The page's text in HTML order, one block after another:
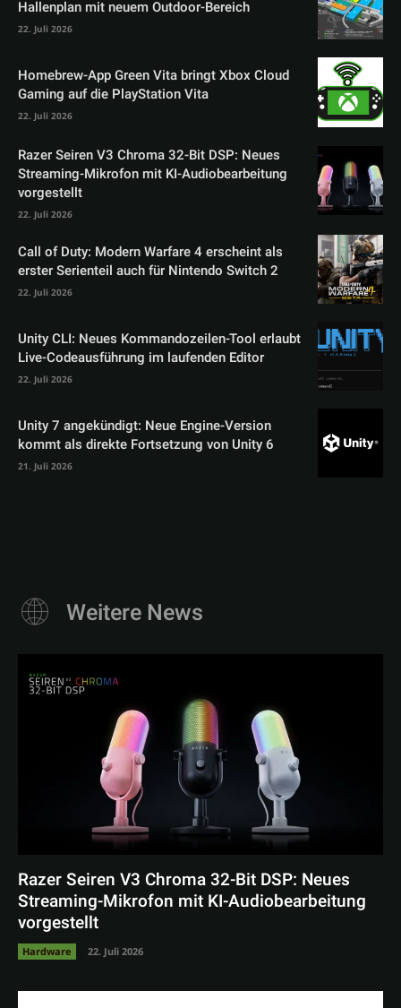
Hallenplan mit neuem Outdoor-Bereich
22. Juli 2026
Homebrew-App Green Vita bringt Xbox Cloud
Gaming auf die PlayStation Vita
22. Juli 2026
Razer Seiren V3 Chroma 32-Bit DSP: Neues
Streaming-Mikrofon mit KI-Audiobearbeitung
vorgestellt
22. Juli 2026
Call of Duty: Modern Warfare 4 erscheint als
erster Serienteil auch für Nintendo Switch 2
22. Juli 2026
Unity CLI: Neues Kommandozeilen-Tool erlaubt
Live-Codeausführung im laufenden Editor
22. Juli 2026
Unity 7 angekündigt: Neue Engine-Version
kommt als direkte Fortsetzung von Unity 6
21. Juli 2026
Weitere News
Razer Seiren V3 Chroma 32-Bit DSP: Neues
Streaming-Mikrofon mit KI-Audiobearbeitung
vorgestellt
Hardware 22. Juli 2026